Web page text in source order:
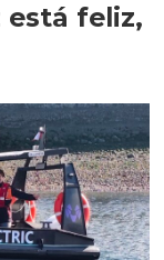
está feliz,